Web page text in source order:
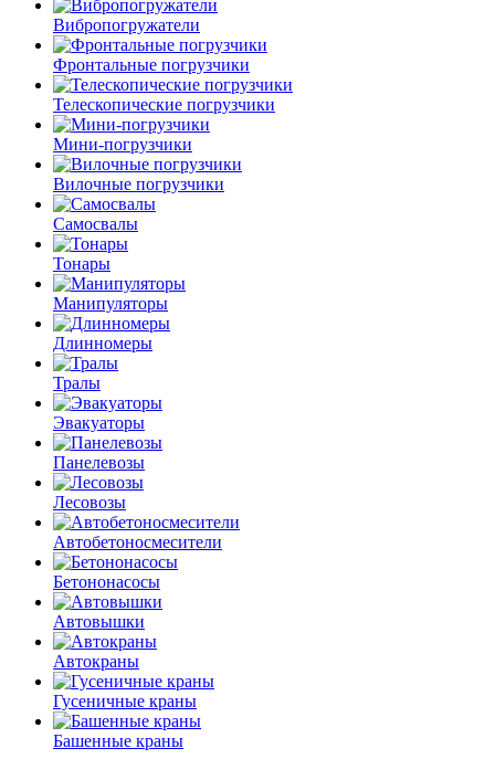
Вибро­погружатели
Фронтальные погрузчики
Телескопические погрузчики
Мини-погрузчики
Вилочные погрузчики
Самосвалы
Тонары
Манипуляторы
Длинномеры
Тралы
Эвакуаторы
Панелевозы
Лесовозы
Автобетоно­смесители
Бетононасосы
Автовышки
Автокраны
Гусеничные краны
Башенные краны